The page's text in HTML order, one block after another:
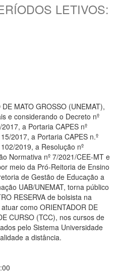
LETIVOS:
MATO GROSSO (UNEMAT),
e considerando o Decreto nº
a Portaria CAPES nº
2017, a Portaria CAPES n.º
2019, a Resolução nº
Normativa nº 7/2021/CEE-MT e
meio da Pró-Reitoria de Ensino
de Gestão de Educação a
UAB/UNEMAT, torna público
RESERVA de bolsista na
como ORIENTADOR DE
CURSO (TCC), nos cursos de
pelo Sistema Universidade
a distância.